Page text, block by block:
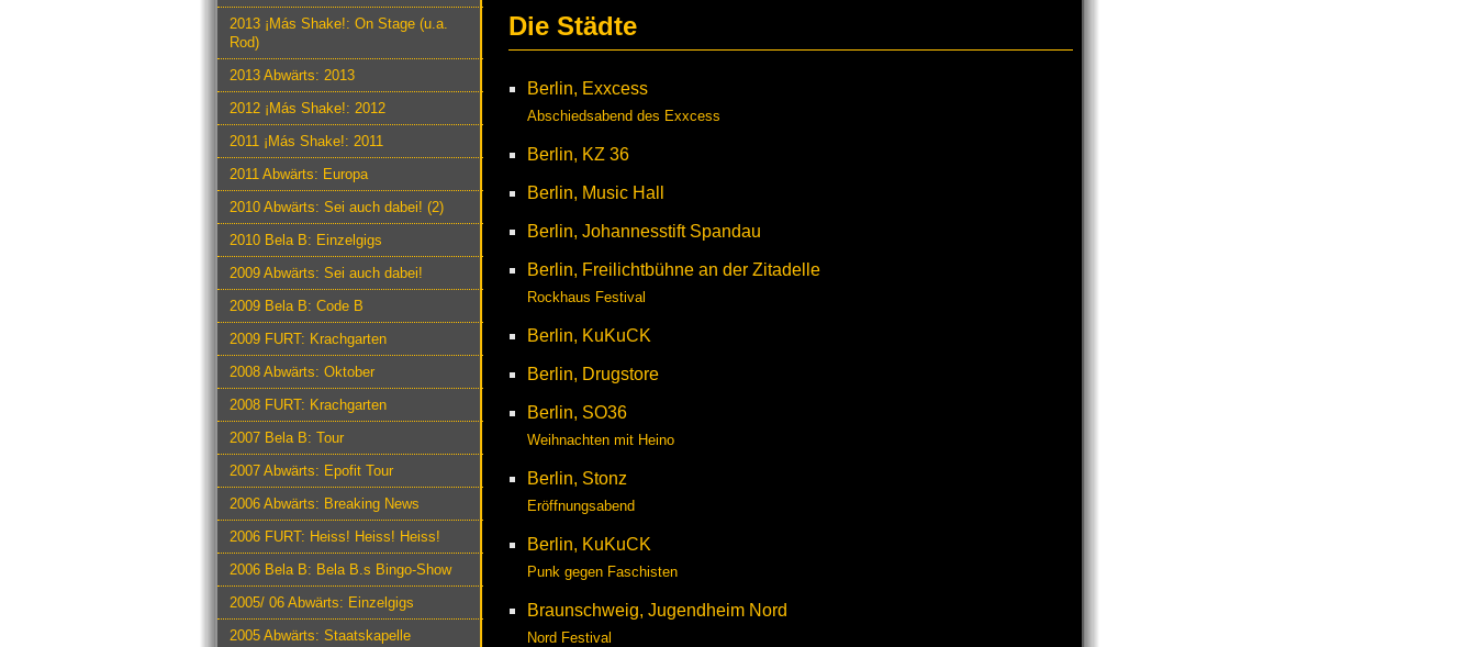
2013 ¡Más Shake!: On Stage (u.a.
Rod)
2013 Abwärts: 2013
2012 ¡Más Shake!: 2012
2011 ¡Más Shake!: 2011
2011 Abwärts: Europa
2010 Abwärts: Sei auch dabei! (2)
2010 Bela B: Einzelgigs
2009 Abwärts: Sei auch dabei!
2009 Bela B: Code B
2009 FURT: Krachgarten
2008 Abwärts: Oktober
2008 FURT: Krachgarten
2007 Bela B: Tour
2007 Abwärts: Epofit Tour
2006 Abwärts: Breaking News
2006 FURT: Heiss! Heiss! Heiss!
2006 Bela B: Bela B.s Bingo-Show
2005/ 06 Abwärts: Einzelgigs
2005 Abwärts: Staatskapelle
Die Städte
Berlin, Exxcess
Abschiedsabend des Exxcess
Berlin, KZ 36
Berlin, Music Hall
Berlin, Johannesstift Spandau
Berlin, Freilichtbühne an der Zitadelle
Rockhaus Festival
Berlin, KuKuCK
Berlin, Drugstore
Berlin, SO36
Weihnachten mit Heino
Berlin, Stonz
Eröffnungsabend
Berlin, KuKuCK
Punk gegen Faschisten
Braunschweig, Jugendheim Nord
Nord Festival